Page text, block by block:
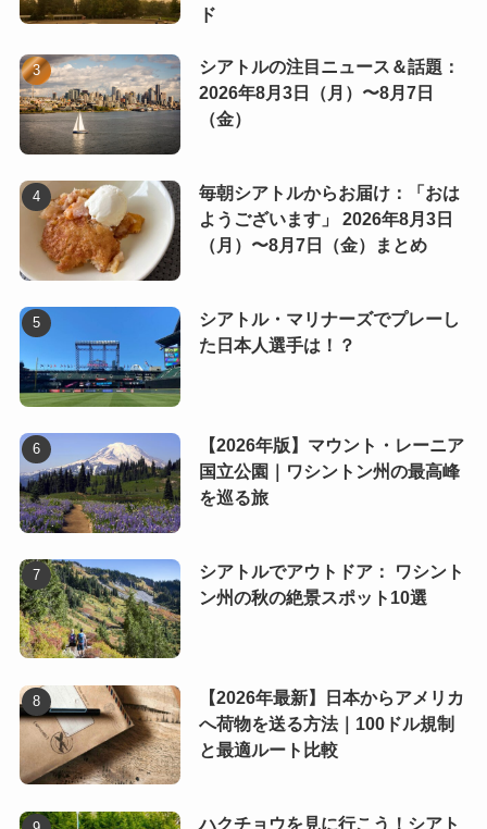
ド
シアトルの注目ニュース＆話題：
2026年8月3日（月）〜8月7日
（金）
毎朝シアトルからお届け：「おは
ようございます」 2026年8月3日
（月）〜8月7日（金）まとめ
シアトル・マリナーズでプレーし
た日本人選手は！？
【2026年版】マウント・レーニア
国立公園｜ワシントン州の最高峰
を巡る旅
シアトルでアウトドア： ワシント
ン州の秋の絶景スポット10選
【2026年最新】日本からアメリカ
へ荷物を送る方法｜100ドル規制
と最適ルート比較
ハクチョウを見に行こう！シアト